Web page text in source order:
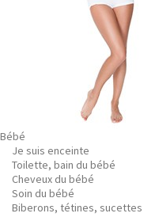
Bébé
Je suis enceinte
Toilette, bain du bébé
Cheveux du bébé
Soin du bébé
Biberons, tétines, sucettes